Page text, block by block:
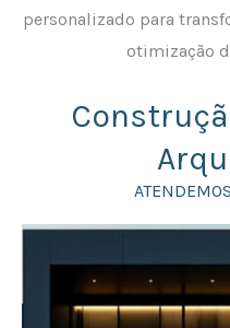
personalizado para
otimização